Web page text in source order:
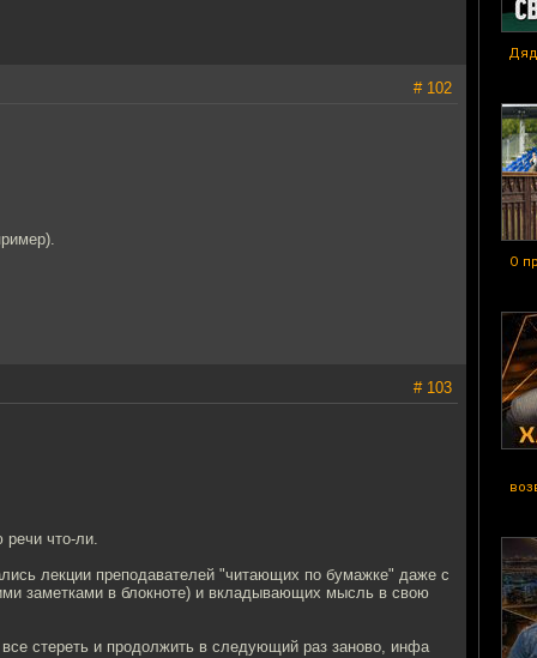
О
# 102
# 103
речи что-ли.
лекции преподавателей "читающих по бумажке" даже с
заметками в блокноте) и вкладывающих мысль в свою
стереть и продолжить в следующий раз заново, инфа